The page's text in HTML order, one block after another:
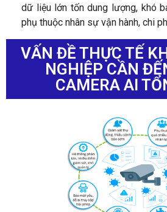
dữ liệu lớn tốn dung lượng, khó
phụ thuộc nhân sự vận hành, chi
VẤN ĐỀ THỰC TẾ
NGHIỆP CẦN
CAMERA AI